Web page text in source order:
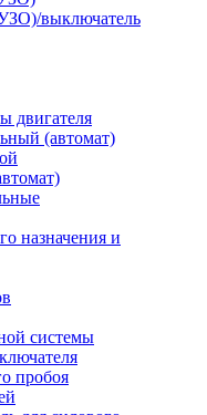
выключатель
двигателя
(автомат)
назначения и
системы
пробоя